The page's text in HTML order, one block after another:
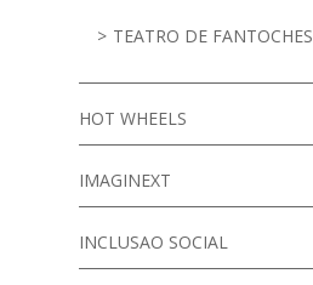
TEATRO DE FANTOCHES
HOT WHEELS
IMAGINEXT
INCLUSAO SOCIAL